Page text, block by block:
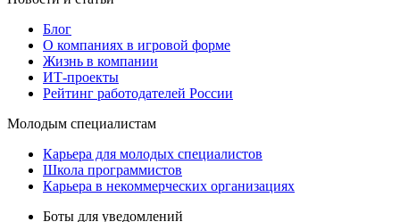
Блог
О компаниях в игровой форме
Жизнь в компании
ИТ-проекты
Рейтинг работодателей России
Молодым специалистам
Карьера для молодых специалистов
Школа программистов
Карьера в некоммерческих организациях
Боты для уведомлений